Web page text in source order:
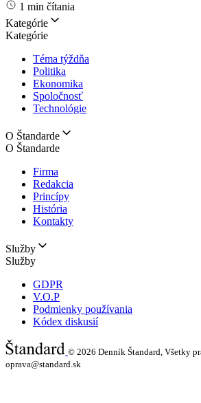
1 min čítania
Kategórie
Kategórie
Téma týždňa
Politika
Ekonomika
Spoločnosť
Technológie
O Štandarde
O Štandarde
Firma
Redakcia
Princípy
História
Kontakty
Služby
Služby
GDPR
V.O.P
Podmienky používania
Kódex diskusií
© 2026 Denník Štandard, Všetky
oprava@standard.sk